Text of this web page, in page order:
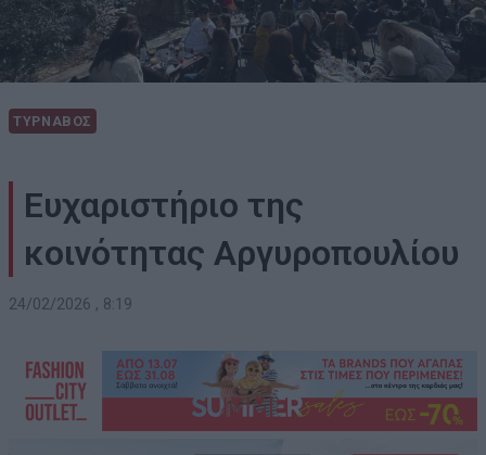
ΤΥΡΝΑΒΟΣ
Ευχαριστήριο της
κοινότητας Αργυρoπουλίου
24/02/2026 , 8:19